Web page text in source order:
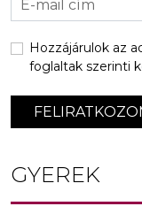
Hozzájárulok az
foglaltak szerinti
GYEREK